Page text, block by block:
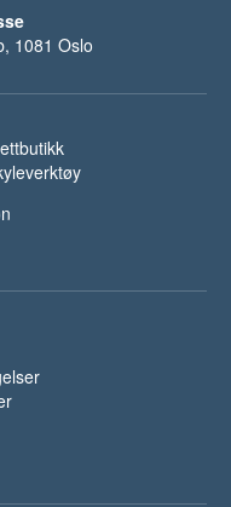
1081 Oslo